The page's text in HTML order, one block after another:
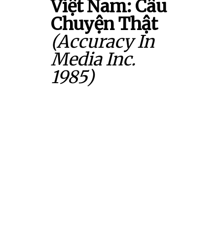
Việt Nam: Câu
Chuyện Thật
(Accuracy In
Media Inc.
1985)